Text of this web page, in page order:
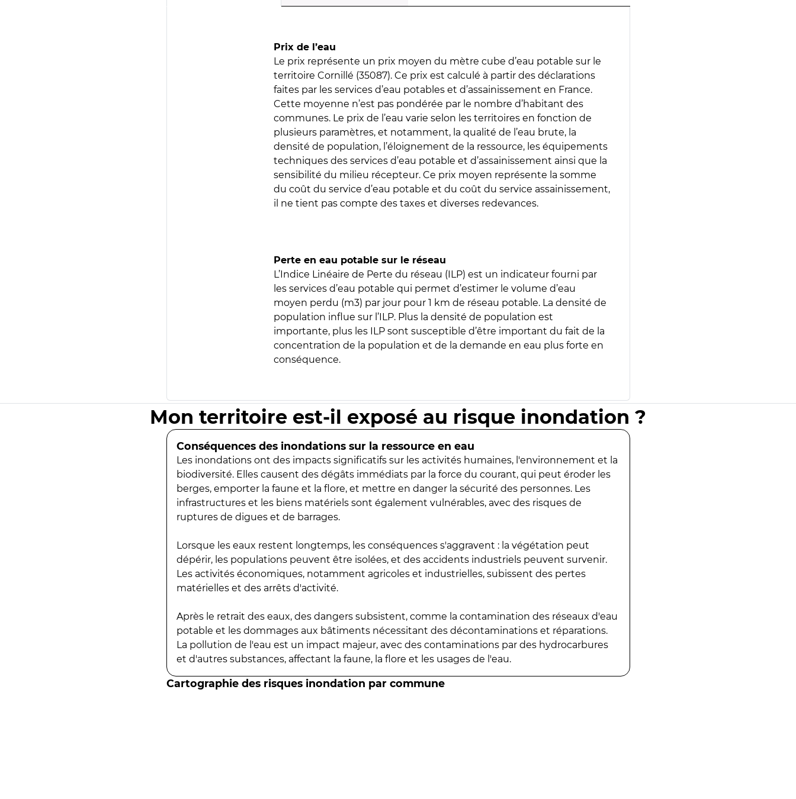
Prix de l’eau
Le prix représente un prix moyen du mètre cube d’eau potable sur le
territoire Cornillé (35087). Ce prix est calculé à partir des déclarations
faites par les services d’eau potables et d’assainissement en France.
Cette moyenne n’est pas pondérée par le nombre d’habitant des
communes. Le prix de l’eau varie selon les territoires en fonction de
plusieurs paramètres, et notamment, la qualité de l’eau brute, la
densité de population, l’éloignement de la ressource, les équipements
techniques des services d’eau potable et d’assainissement ainsi que la
sensibilité du milieu récepteur. Ce prix moyen représente la somme
du coût du service d’eau potable et du coût du service assainissement,
il ne tient pas compte des taxes et diverses redevances.
Perte en eau potable sur le réseau
L’Indice Linéaire de Perte du réseau (ILP) est un indicateur fourni par
les services d’eau potable qui permet d’estimer le volume d’eau
moyen perdu (m3) par jour pour 1 km de réseau potable. La densité de
population influe sur l’ILP. Plus la densité de population est
importante, plus les ILP sont susceptible d’être important du fait de la
concentration de la population et de la demande en eau plus forte en
conséquence.
Mon territoire est-il exposé au risque inondation ?
Conséquences des inondations sur la ressource en eau
Les inondations ont des impacts significatifs sur les activités humaines, l'environnement et la
biodiversité. Elles causent des dégâts immédiats par la force du courant, qui peut éroder les
berges, emporter la faune et la flore, et mettre en danger la sécurité des personnes. Les
infrastructures et les biens matériels sont également vulnérables, avec des risques de
ruptures de digues et de barrages.
Lorsque les eaux restent longtemps, les conséquences s'aggravent : la végétation peut
dépérir, les populations peuvent être isolées, et des accidents industriels peuvent survenir.
Les activités économiques, notamment agricoles et industrielles, subissent des pertes
matérielles et des arrêts d'activité.
Après le retrait des eaux, des dangers subsistent, comme la contamination des réseaux d'eau
potable et les dommages aux bâtiments nécessitant des décontaminations et réparations.
La pollution de l'eau est un impact majeur, avec des contaminations par des hydrocarbures
et d'autres substances, affectant la faune, la flore et les usages de l'eau.
Cartographie des risques inondation par commune